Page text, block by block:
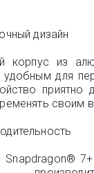
дизайн
корпус из
удобным для
приятно
своим
7+